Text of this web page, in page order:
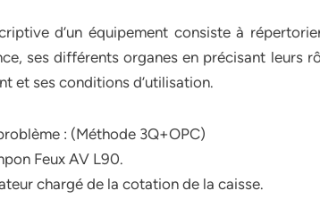
d’un équipement consiste à
ses différents organes en précisant leurs
et ses conditions d’utilisation.
: (Méthode 3Q+OPC)
Feux AV L90.
chargé de la cotation de la caisse.